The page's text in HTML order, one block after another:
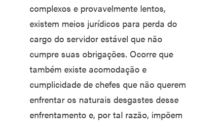
complexos e provavelmente lentos,
existem meios jurídicos para perda do
cargo do servidor estável que não
cumpre suas obrigações. Ocorre que
também existe acomodação e
cumplicidade de chefes que não querem
enfrentar os naturais desgastes desse
enfrentamento e, por tal razão, impõem